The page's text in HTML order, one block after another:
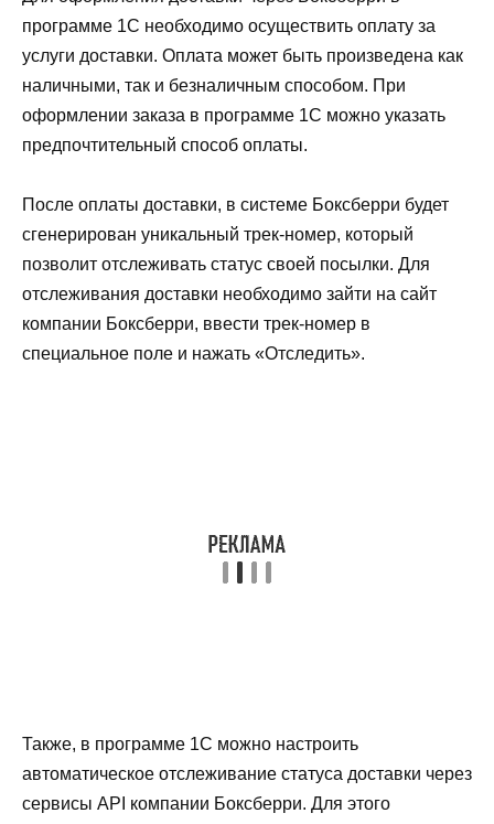
программе 1С необходимо осуществить оплату за
услуги доставки. Оплата может быть произведена как
наличными, так и безналичным способом. При
оформлении заказа в программе 1С можно указать
предпочтительный способ оплаты.
После оплаты доставки, в системе Боксберри будет
сгенерирован уникальный трек-номер, который
позволит отслеживать статус своей посылки. Для
отслеживания доставки необходимо зайти на сайт
компании Боксберри, ввести трек-номер в
специальное поле и нажать «Отследить».
Также, в программе 1С можно настроить
автоматическое отслеживание статуса доставки через
сервисы API компании Боксберри. Для этого